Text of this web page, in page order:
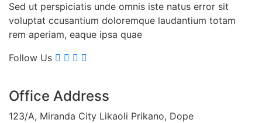
Sed ut perspiciatis unde omnis iste natus error sit
voluptat ccusantium doloremque laudantium totam
rem aperiam, eaque ipsa quae
Follow Us
Office Address
123/A, Miranda City Likaoli Prikano, Dope